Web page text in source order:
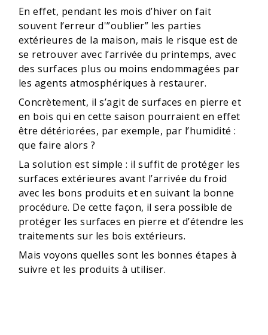
En effet, pendant les mois d’hiver on fait
souvent l’erreur d'”oublier” les parties
extérieures de la maison, mais le risque est de
se retrouver avec l’arrivée du printemps, avec
des surfaces plus ou moins endommagées par
les agents atmosphériques à restaurer.
Concrètement, il s’agit de surfaces en pierre et
en bois qui en cette saison pourraient en effet
être détériorées, par exemple, par l’humidité :
que faire alors ?
La solution est simple : il suffit de protéger les
surfaces extérieures avant l’arrivée du froid
avec les bons produits et en suivant la bonne
procédure. De cette façon, il sera possible de
protéger les surfaces en pierre et d’étendre les
traitements sur les bois extérieurs.
Mais voyons quelles sont les bonnes étapes à
suivre et les produits à utiliser.